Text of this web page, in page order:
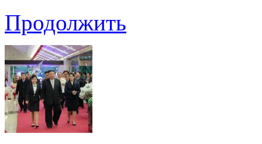
Продолжить